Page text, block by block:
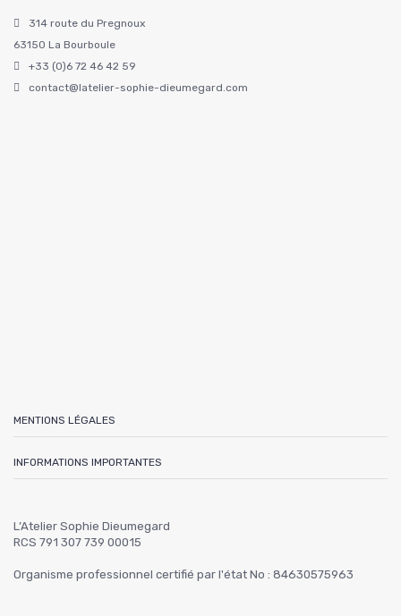
314 route du Pregnoux
63150 La Bourboule
+33 (0)6 72 46 42 59
contact@latelier-sophie-dieumegard.com
MENTIONS LÉGALES
INFORMATIONS IMPORTANTES
L’Atelier Sophie Dieumegard
RCS 791 307 739 00015
Organisme professionnel certifié par l'état No : 84630575963